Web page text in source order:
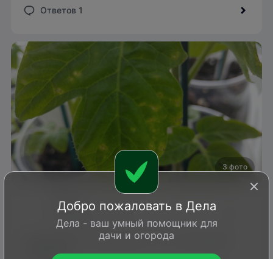
Ответов 1
3 фото
Лариса
Северное Подмосковье
26 апр 2026
Подскажите, пожалуйста, что с рассадой
помидор?
Добро пожаловать в Дела
Дела - ваш умный помощник для
дачи и огорода